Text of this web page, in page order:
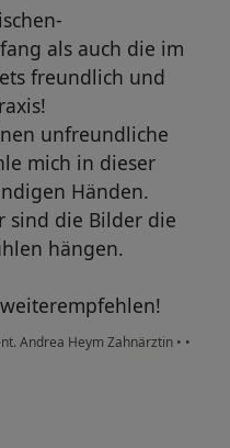
als auch die im
freundlich und
unfreundliche
mich in dieser
Händen.
sind die Bilder die
hängen.
Andrea Heym Zahnärztin • •